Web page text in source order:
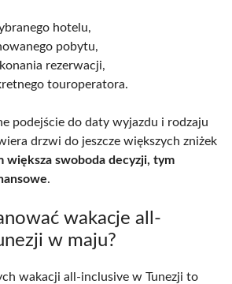
hotelu,
pobytu,
rezerwacji,
touroperatora.
podejście do daty wyjazdu i rodzaju
drzwi do jeszcze większych zniżek
większa swoboda decyzji, tym
.
wakacje all-
w maju?
wakacji all-inclusive w Tunezji to